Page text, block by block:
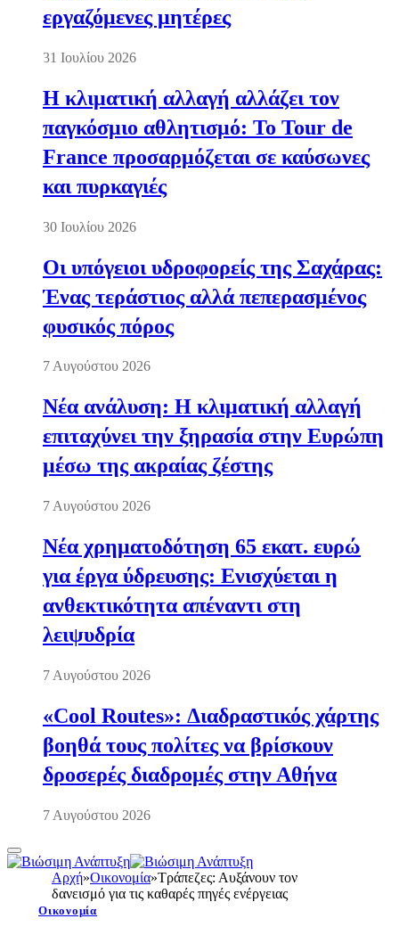
εργαζόμενες μητέρες
31 Ιουλίου 2026
Η κλιματική αλλαγή αλλάζει τον
παγκόσμιο αθλητισμό: Το Tour de
France προσαρμόζεται σε καύσωνες
και πυρκαγιές
30 Ιουλίου 2026
Οι υπόγειοι υδροφορείς της Σαχάρας:
Ένας τεράστιος αλλά πεπερασμένος
φυσικός πόρος
7 Αυγούστου 2026
Νέα ανάλυση: Η κλιματική αλλαγή
επιταχύνει την ξηρασία στην Ευρώπη
μέσω της ακραίας ζέστης
7 Αυγούστου 2026
Νέα χρηματοδότηση 65 εκατ. ευρώ
για έργα ύδρευσης: Ενισχύεται η
ανθεκτικότητα απέναντι στη
λειψυδρία
7 Αυγούστου 2026
«Cool Routes»: Διαδραστικός χάρτης
βοηθά τους πολίτες να βρίσκουν
δροσερές διαδρομές στην Αθήνα
7 Αυγούστου 2026
Αρχή»Οικονομία»Τράπεζες: Αυξάνουν τον
δανεισμό για τις καθαρές πηγές ενέργειας
Οικονομία